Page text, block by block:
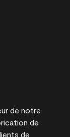
de notre
de
de